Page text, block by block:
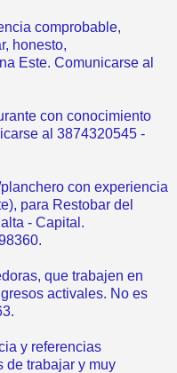
comprobable,
honesto,
Este. Comunicarse al
con conocimiento
al 3874320545 -
con experiencia
para Restobar del
- Capital.
que trabajen en
activales. No es
y referencias
de trabajar y muy